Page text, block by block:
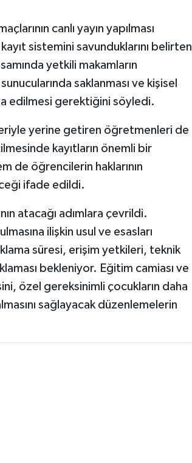
canlı yayın yapılması
sistemini savunduklarını belirten
yetkili makamların
saklanması ve kişisel
edilmesi gerektiğini söyledi.
yerine getiren öğretmenleri de
kayıtların önemli bir
de öğrencilerin haklarının
ifade edildi.
atacağı adımlara çevrildi.
ilişkin usul ve esasları
süresi, erişim yetkileri, teknik
bekleniyor. Eğitim camiası ve
özel gereksinimli çocukların daha
sağlayacak düzenlemelerin